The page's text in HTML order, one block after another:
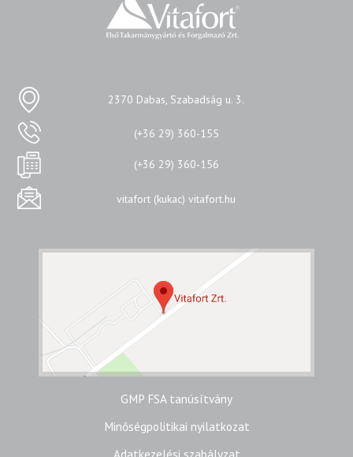
2370 Dabas, Szabadság u. 3.
(+36 29) 360-155
(+36 29) 360-156
vitafort (kukac) vitafort.hu
GMP FSA tanúsítvány
Minőségpolitikai nyilatkozat
Adatkezelési szabályzat